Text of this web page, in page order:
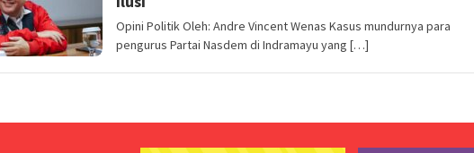
Opini Politik Oleh: Andre Vincent Wenas Kasus mundurnya para
pengurus Partai Nasdem di Indramayu yang […]